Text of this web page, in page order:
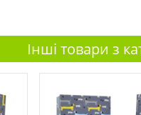
Інші товари з